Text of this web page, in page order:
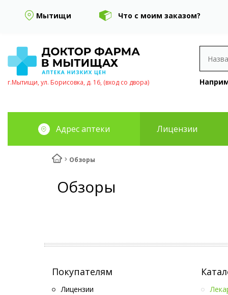
Мытищи Что с моим заказом?
г.Мытищи, ул. Борисовка, д. 16, (вход со двора)
Адрес аптеки Лицензии
Обзоры
Обзоры
Покупателям
Лицензии